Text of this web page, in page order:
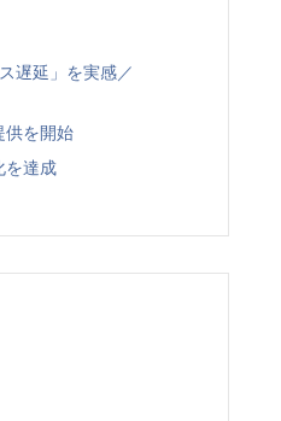
遅延」を実感／
供を開始
を達成